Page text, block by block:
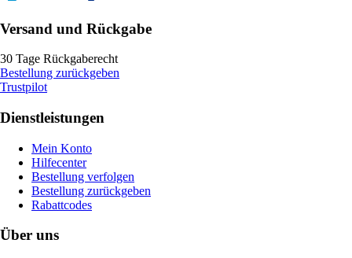
Versand und Rückgabe
30 Tage Rückgaberecht
Bestellung zurückgeben
Trustpilot
Dienstleistungen
Mein Konto
Hilfecenter
Bestellung verfolgen
Bestellung zurückgeben
Rabattcodes
Über uns